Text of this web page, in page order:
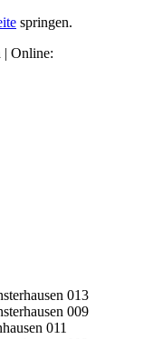
springen.
| Online: